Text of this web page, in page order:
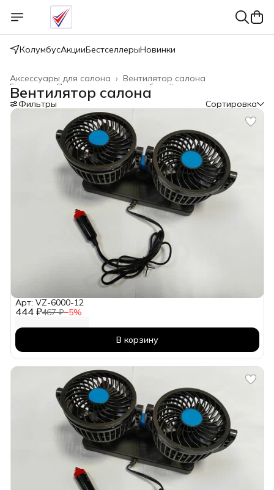
КолумбусАкцииБестселлерыНовинки
Вентилятор салона
Аксессуары для салона ›
Для грузовых автомобилей
Главная
Вентилятор салона
Фильтры Сортировка
444 ₽467 ₽−5%
Арт: VZ-6000-12
В корзину